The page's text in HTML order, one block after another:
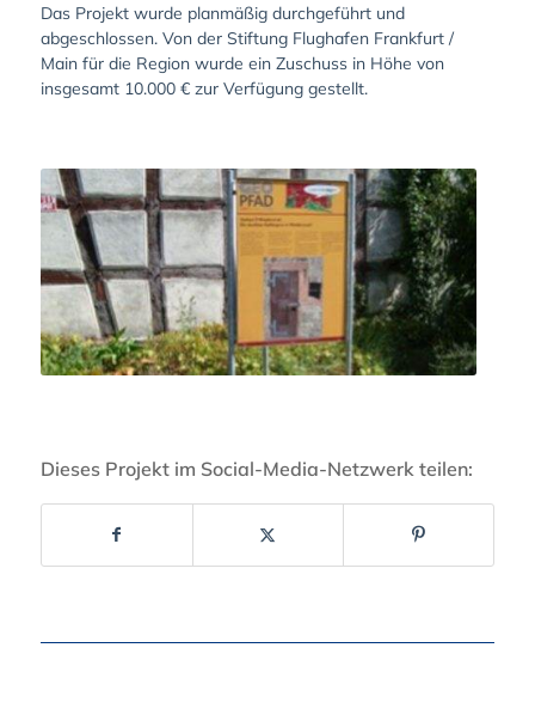
Das Projekt wurde planmäßig durchgeführt und
abgeschlossen. Von der Stiftung Flughafen Frankfurt /
Main für die Region wurde ein Zuschuss in Höhe von
insgesamt 10.000 € zur Verfügung gestellt.
Dieses Projekt im Social-Media-Netzwerk teilen: